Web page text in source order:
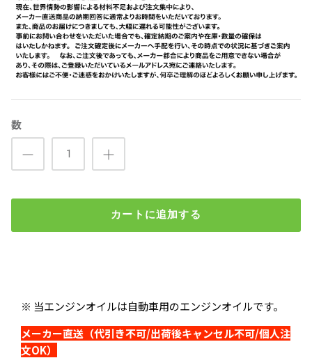
数
カートに追加する
¥24,000 （税込）
数
検索
※ 当エンジンオイルは自動車用のエンジンオイルです。
メーカー直送（代引き不可/出荷後キャンセル不可/個人注
文OK）